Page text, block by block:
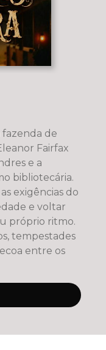
de
Fairfax
e a
bibliotecária.
exigências do
e voltar
tempestades
entre os